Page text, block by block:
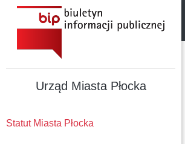
Urząd Miasta Płocka
Statut Miasta Płocka